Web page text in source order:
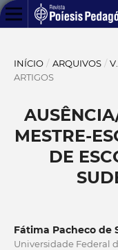
INÍCIO / ARQUIVOS /
ARTIGOS
MESTRE-
DE
Fátima Pacheco de
Universidade Federal